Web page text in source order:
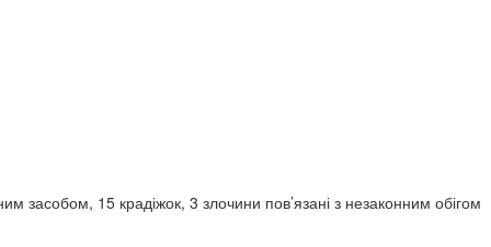
засобом, 15 крадіжок, 3 злочини пов’язані з незаконним обігом